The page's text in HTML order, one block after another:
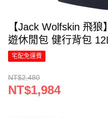
【Jack Wolfskin 飛
遊休閒包 健行背包
宅配免運費
NT$2,480
NT$1,984